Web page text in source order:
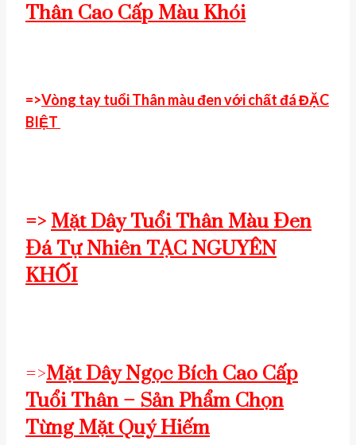
Thân Cao Cấp Màu Khói
=>Vòng tay tuổi Thân màu đen với chất đá ĐẶC
BIỆT
=>Mặt Dây Tuổi Thân Màu Đen
Đá Tự Nhiên TẠC NGUYÊN
KHỐI
=>Mặt Dây Ngọc Bích Cao Cấp
Tuổi Thân – Sản Phẩm Chọn
Từng Mặt Quý Hiếm